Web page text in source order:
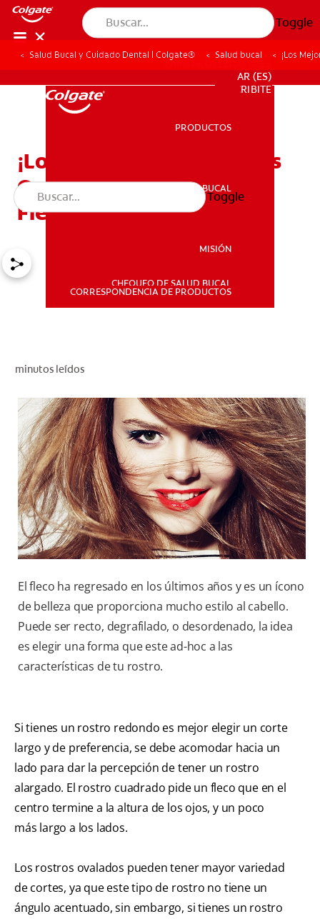
Toggle
SALUD BUCAL
PARA PROFESIONALES
AR (ES)
SUSCRIBITE
PARA PROFESIONALES
AR (ES)
SUSCRIBITE
PRODUCTOS
SALUD BUCAL
MISIÓN
CHEQUEO DE SALUD BUCAL
CORRESPONDENCIA DE PRODUCTOS
Toggle
Salud Bucal y Cuidado Dental | Colgate® Salud bucal ¡Los
¡Los Mejores Tips Para Las
Que Desean Cortarse El
Fleco!
minutos leídos
El fleco ha regresado en los últimos años y es un ícono
de belleza que proporciona mucho estilo al cabello.
Puede ser recto, degrafilado, o desordenado, la idea
es elegir una forma que este ad-hoc a las
características de tu rostro.
Si tienes un rostro redondo es mejor elegir un corte
largo y de preferencia, se debe acomodar hacia un
lado para dar la percepción de tener un rostro
alargado. El rostro cuadrado pide un fleco que en el
centro termine a la altura de los ojos, y un poco
más largo a los lados.
Los rostros ovalados pueden tener mayor variedad
de cortes, ya que este tipo de rostro no tiene un
ángulo acentuado, sin embargo, si tienes un rostro